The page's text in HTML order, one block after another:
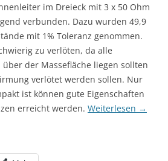
im Dreieck mit 3 x 50 Ohm
verbunden. Dazu wurden 49,9
mit 1% Toleranz genommen.
zu verlöten, da alle
der Massefläche liegen sollten
verlötet werden sollen. Nur
ist können gute Eigenschaften
erreicht werden. Weiterlesen →